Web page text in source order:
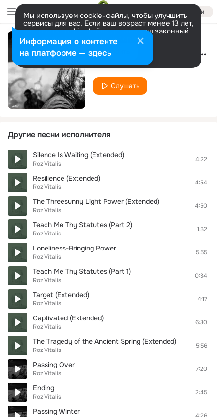
Войти
Мы используем cookie-файлы, чтобы улучшить
сервисы для вас. Если ваш возраст менее 13 лет,
настроить cookie-файлы должен ваш законный
представитель. Больше информации
Разрешить все Настроить The Hidden Man of the Heart
Roz Vitalis
Слушать
Другие песни исполнителя
Silence Is Waiting (Extended)
Roz Vitalis
4:22
Resilience (Extended)
Roz Vitalis
4:54
The Threesunny Light Power (Extended)
Roz Vitalis
4:50
Teach Me Thy Statutes (Part 2)
Roz Vitalis
1:32
Loneliness-Bringing Power
Roz Vitalis
5:55
Teach Me Thy Statutes (Part 1)
Roz Vitalis
0:34
Target (Extended)
Roz Vitalis
4:17
Captivated (Extended)
Roz Vitalis
6:30
The Tragedy of the Ancient Spring (Extended)
Roz Vitalis
5:56
Passing Over
Roz Vitalis
7:20
Ending
Roz Vitalis
2:45
Passing Winter
Информация о контенте
на платформе — здесь